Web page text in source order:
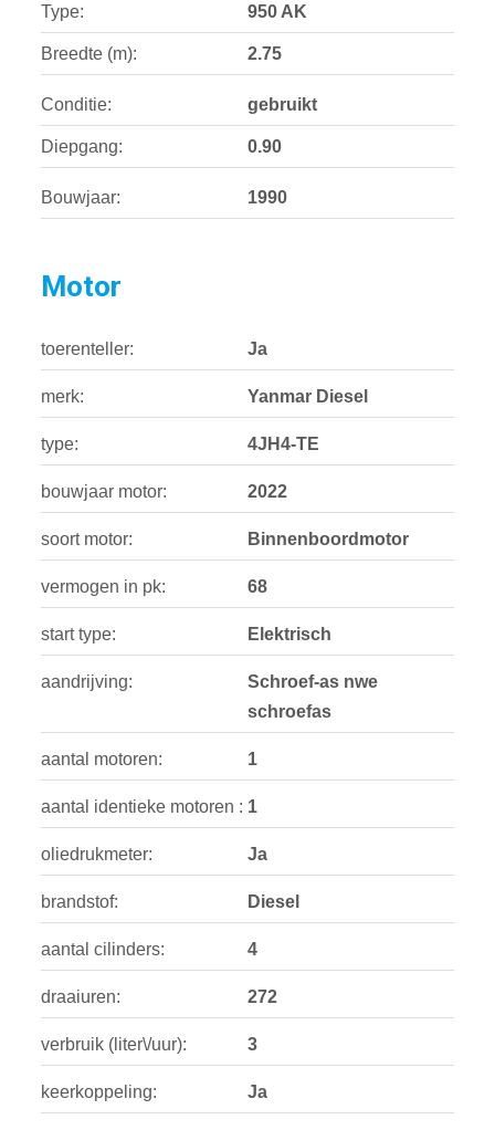
Type: 950 AK
Breedte (m): 2.75
Conditie: gebruikt
Diepgang: 0.90
Bouwjaar: 1990
Motor
toerenteller: Ja
merk: Yanmar Diesel
type: 4JH4-TE
bouwjaar motor: 2022
soort motor: Binnenboordmotor
vermogen in pk: 68
start type: Elektrisch
aandrijving:
Schroef-as nwe
schroefas
aantal motoren: 1
aantal identieke motoren : 1
oliedrukmeter: Ja
brandstof: Diesel
aantal cilinders: 4
draaiuren: 272
verbruik (liter\/uur): 3
keerkoppeling: Ja